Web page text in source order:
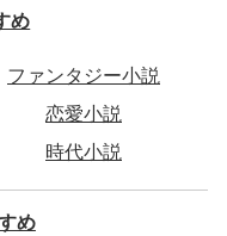
め
ファンタジー小説
恋愛小説
時代小説
め